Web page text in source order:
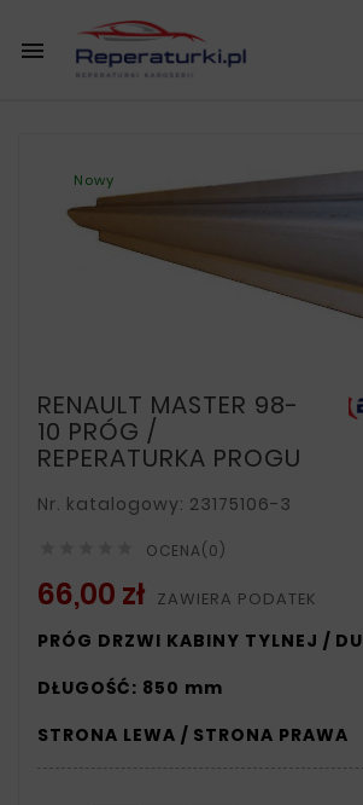

Nowy
RENAULT MASTER 98-
10 PRÓG /
REPERATURKA PROGU
Nr. katalogowy: 23175106-3
OCENA(0)
66,00 zł ZAWIERA PODATEK
PRÓG DRZWI KABINY TYLNEJ /
DŁUGOŚĆ: 850 mm
STRONA LEWA / STRONA PRAWA